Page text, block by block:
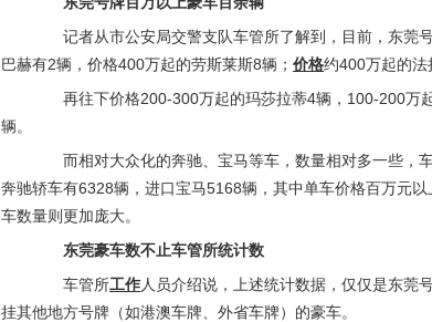
记者从市公安局交警支队车管所了解到，目前，东莞
巴赫有2辆，价格400万起的劳斯莱斯8辆； 价格约400万起的法
再往下价格200-300万起的玛莎拉蒂4辆，100-200万
辆。
而相对大众化的奔驰、宝马等车，数量相对多一些，
奔驰轿车有6328辆，进口宝马5168辆，其中单车价格百万元
车数量则更加庞大。
东莞豪车数不止车管所统计数
车管所工作人员介绍说，上述统计数据，仅仅是东莞
挂其他地方号牌（如港澳车牌、外省车牌）的豪车。